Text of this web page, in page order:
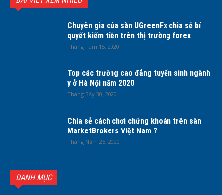
Chuyên gia của sàn UGreenFx chia sẻ bí
quyết kiếm tiền trên thị trường forex
Tháng Tám 15, 2020
Top các trường cao đẳng tuyển sinh ngành
y ở Hà Nội năm 2020
Tháng Bảy 30, 2020
Chia sẻ cách chơi chứng khoán trên sàn
MarketBrokers Việt Nam ?
Tháng Năm 25, 2020
DANH MỤC